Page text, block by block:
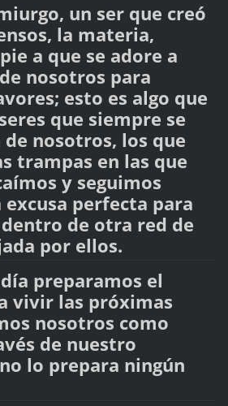
un ser que creó
la materia,
a que se adore a
nosotros para
esto es algo que
que siempre se
nosotros, los que
trampas en las que
y seguimos
excusa perfecta para
de otra red de
por ellos.
preparamos el
vivir las próximas
nosotros como
de nuestro
lo prepara ningún